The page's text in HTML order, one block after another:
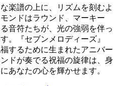
楽譜の上に、リズムを刻むよ
ンドはラウンド、マーキー
音符たちが、光の強弱を伴っ
。『セブンメロディーズ』
するために生まれたアニバー
ドが奏でる祝福の旋律は、身
あなたの心を輝かせます。